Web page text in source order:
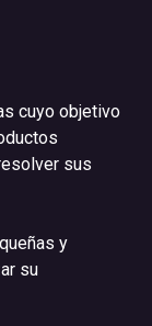
cuyo objetivo
sus
y
su